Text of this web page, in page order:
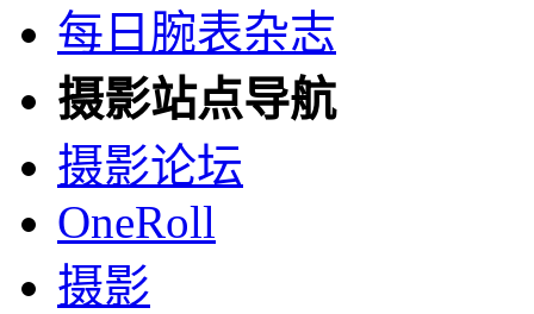
每日腕表杂志
摄影站点导航
摄影论坛
OneRoll
摄影